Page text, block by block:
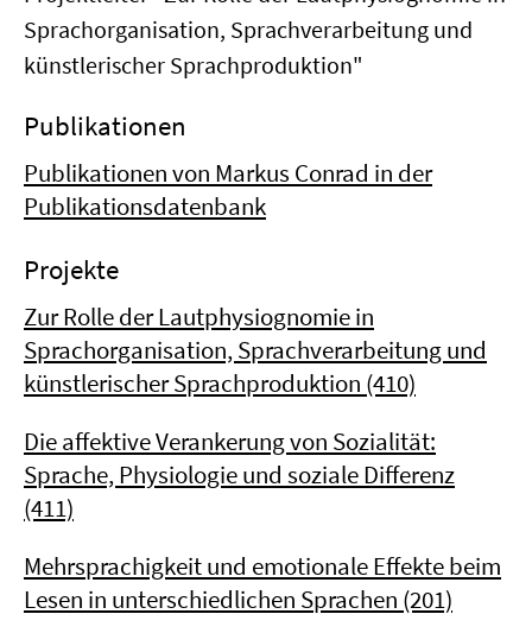
Sprachorganisation, Sprachverarbeitung und
künstlerischer Sprachproduktion"
Publikationen
Publikationen von Markus Conrad in der
Publikationsdatenbank
Projekte
Zur Rolle der Lautphysiognomie in
Sprachorganisation, Sprachverarbeitung und
künstlerischer Sprachproduktion (410)
Die affektive Verankerung von Sozialität:
Sprache, Physiologie und soziale Differenz
(411)
Mehrsprachigkeit und emotionale Effekte beim
Lesen in unterschiedlichen Sprachen (201)